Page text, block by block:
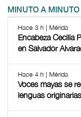
MINUTO A MINUTO
Hace 3 h | Mérida
Encabeza Cecilia
en Salvador
Hace 4 h | Mérida
Voces mayas se
lenguas originarias